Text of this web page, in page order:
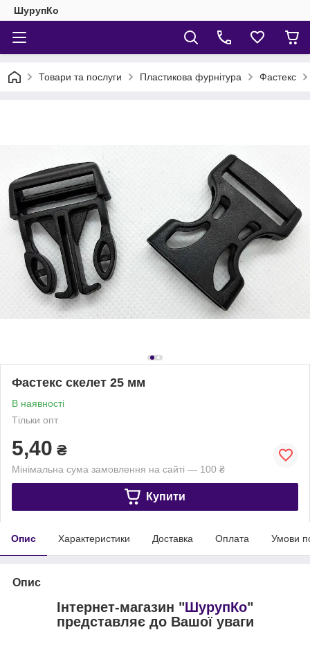
ШурупКо
Товари та послуги Пластикова фурнітура Фастекс
Фастекс скелет 25 мм
В наявності
Тільки опт
5,40 ₴
Мінімальна сума замовлення на сайті — 100 ₴
Купити
Опис Характеристики Доставка Оплата Умови
Опис
Інтернет-магазин "ШурупКо"
представляє до Вашої уваги